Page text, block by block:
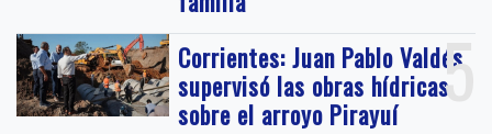
5
Corrientes: Juan Pablo Valdés
supervisó las obras hídricas
sobre el arroyo Pirayuí